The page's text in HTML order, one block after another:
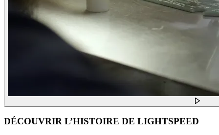
DÉCOUVRIR L’HISTOIRE DE LIGHTSPEED